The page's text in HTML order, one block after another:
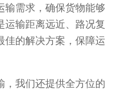
输需求，确保货物能够
运输距离远近、路况复
佳的解决方案，保障运
，我们还提供全方位的